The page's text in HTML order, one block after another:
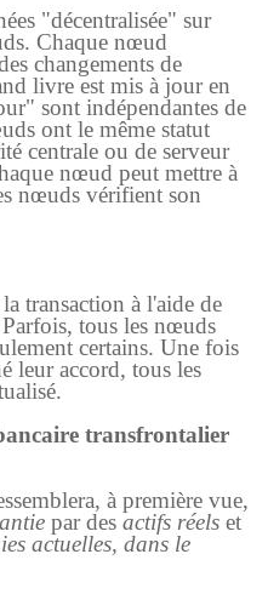
"décentralisée" sur
Chaque nœud
changements de
livre est mis à jour en
sont indépendantes de
ont le même statut
centrale ou de serveur
nœud peut mettre à
nœuds vérifient son
transaction à l'aide de
tous les nœuds
certains. Une fois
leur accord, tous les
transfrontalier
à première vue,
par desactifs réelset
actuelles, dans le